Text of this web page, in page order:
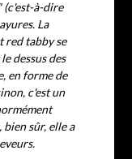
(c'est-à-dire
La
red tabby se
dessus des
en forme de
c'est un
sûr, elle a